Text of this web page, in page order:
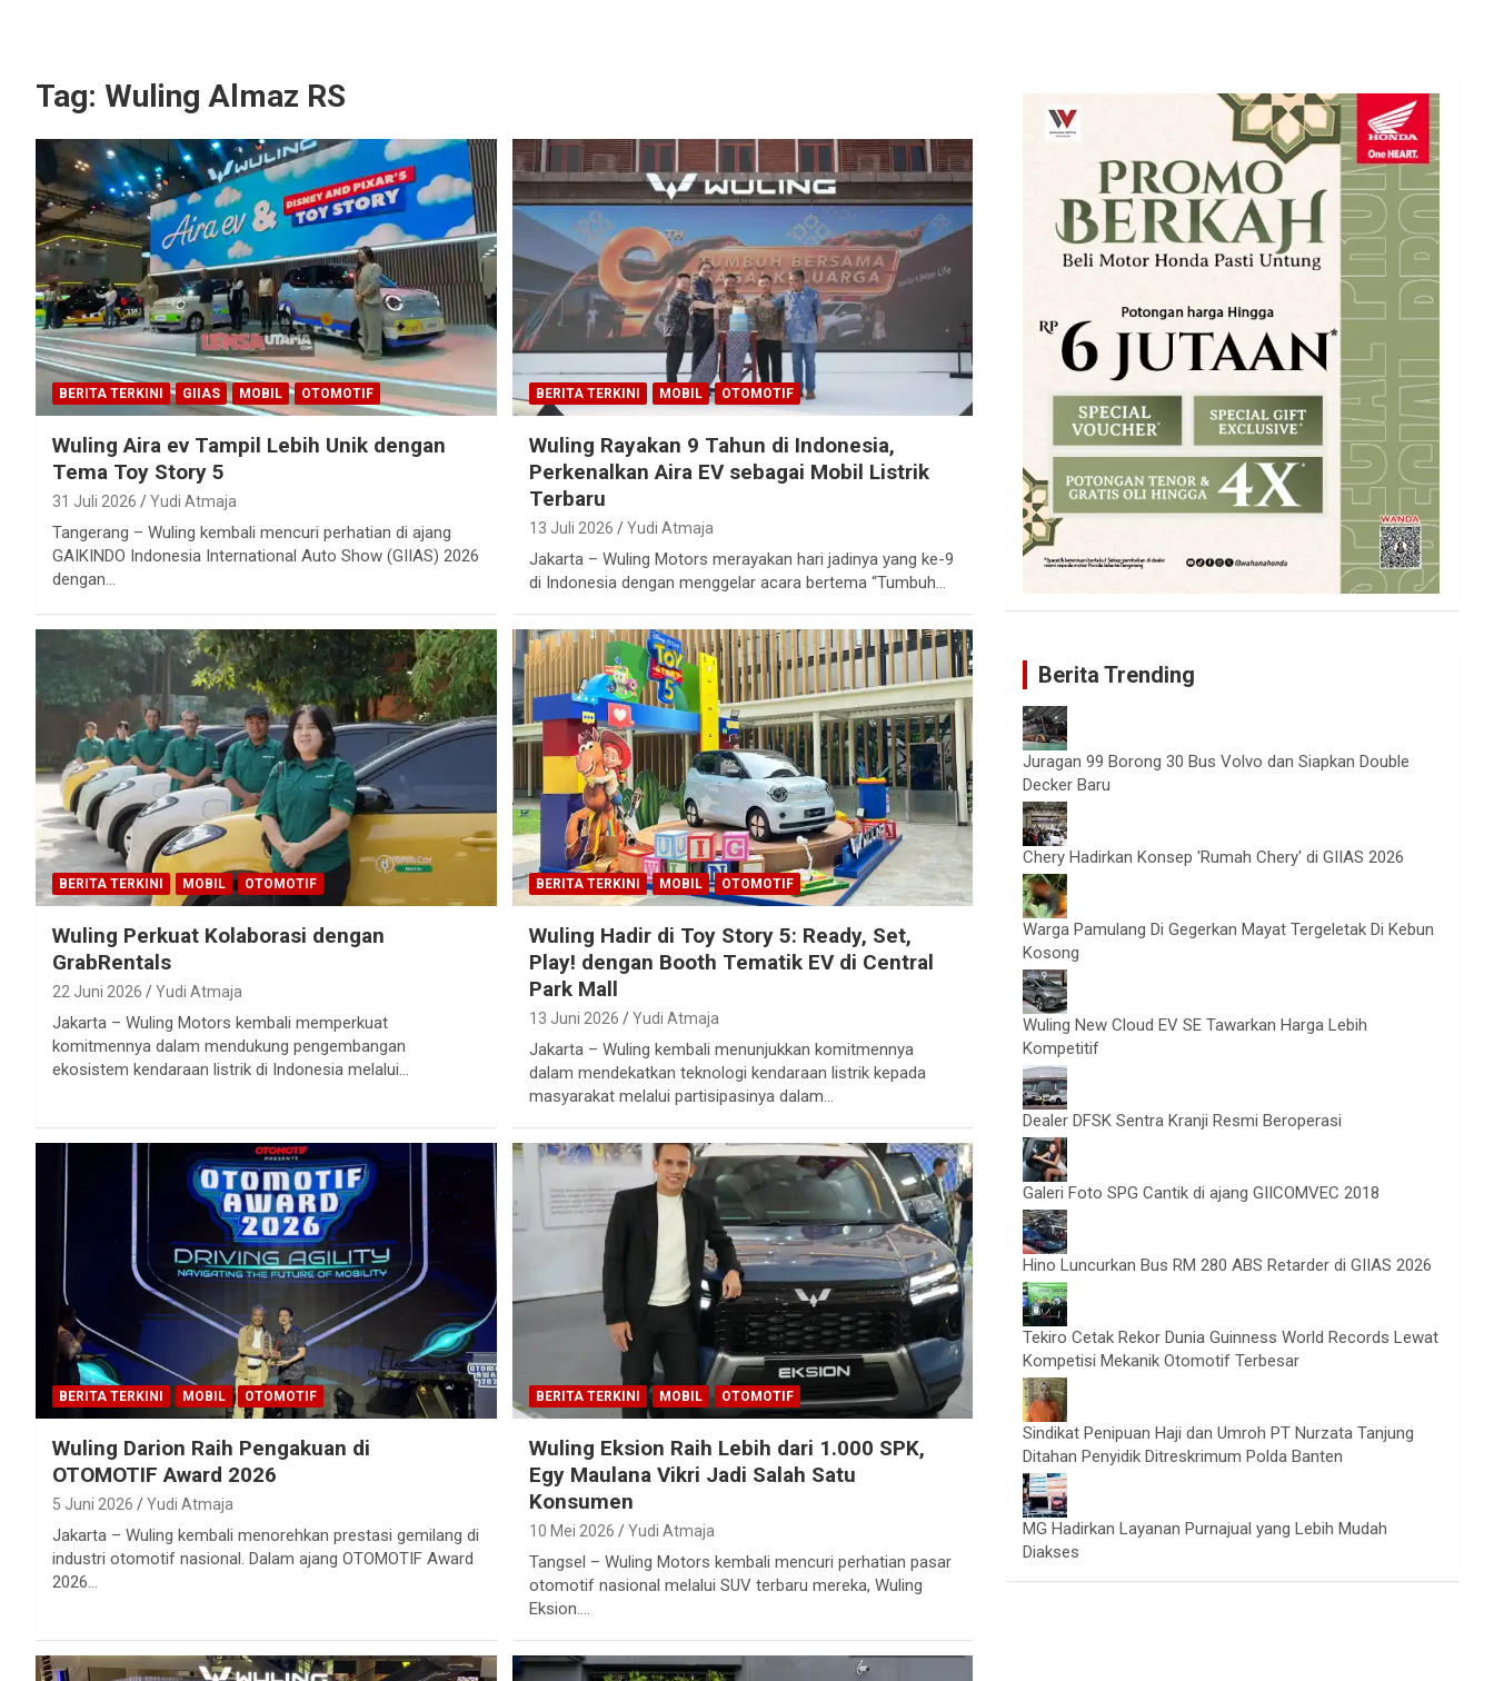
Tag: Wuling Almaz RS
BERITA TERKINI GIIAS MOBIL OTOMOTIF
Wuling Aira ev Tampil Lebih Unik dengan
Tema Toy Story 5
31 Juli 2026 Yudi Atmaja
Tangerang – Wuling kembali mencuri perhatian di ajang
GAIKINDO Indonesia International Auto Show (GIIAS) 2026
dengan…
BERITA TERKINI MOBIL OTOMOTIF
Wuling Rayakan 9 Tahun di Indonesia,
Perkenalkan Aira EV sebagai Mobil Listrik
Terbaru
13 Juli 2026 Yudi Atmaja
Jakarta – Wuling Motors merayakan hari jadinya yang ke-9
di Indonesia dengan menggelar acara bertema “Tumbuh…
BERITA TERKINI MOBIL OTOMOTIF
Wuling Perkuat Kolaborasi dengan
GrabRentals
22 Juni 2026 Yudi Atmaja
Jakarta – Wuling Motors kembali memperkuat
komitmennya dalam mendukung pengembangan
ekosistem kendaraan listrik di Indonesia melalui…
BERITA TERKINI MOBIL OTOMOTIF
Wuling Hadir di Toy Story 5: Ready, Set,
Play! dengan Booth Tematik EV di Central
Park Mall
13 Juni 2026 Yudi Atmaja
Jakarta – Wuling kembali menunjukkan komitmennya
dalam mendekatkan teknologi kendaraan listrik kepada
masyarakat melalui partisipasinya dalam…
BERITA TERKINI MOBIL OTOMOTIF
Wuling Darion Raih Pengakuan di
OTOMOTIF Award 2026
5 Juni 2026 Yudi Atmaja
Jakarta – Wuling kembali menorehkan prestasi gemilang di
industri otomotif nasional. Dalam ajang OTOMOTIF Award
2026…
BERITA TERKINI MOBIL OTOMOTIF
Wuling Eksion Raih Lebih dari 1.000 SPK,
Egy Maulana Vikri Jadi Salah Satu
Konsumen
10 Mei 2026 Yudi Atmaja
Tangsel – Wuling Motors kembali mencuri perhatian pasar
otomotif nasional melalui SUV terbaru mereka, Wuling
Eksion.…
Berita Trending
Juragan 99 Borong 30 Bus Volvo dan Siapkan Double
Decker Baru
Chery Hadirkan Konsep 'Rumah Chery' di GIIAS 2026
Warga Pamulang Di Gegerkan Mayat Tergeletak Di Kebun
Kosong
Wuling New Cloud EV SE Tawarkan Harga Lebih
Kompetitif
Dealer DFSK Sentra Kranji Resmi Beroperasi
Galeri Foto SPG Cantik di ajang GIICOMVEC 2018
Hino Luncurkan Bus RM 280 ABS Retarder di GIIAS 2026
Tekiro Cetak Rekor Dunia Guinness World Records Lewat
Kompetisi Mekanik Otomotif Terbesar
Sindikat Penipuan Haji dan Umroh PT Nurzata Tanjung
Ditahan Penyidik Ditreskrimum Polda Banten
MG Hadirkan Layanan Purnajual yang Lebih Mudah
Diakses